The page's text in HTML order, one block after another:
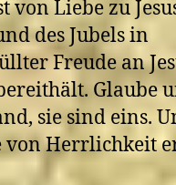
von Liebe zu
des Jubels in
Freude an
Glaube
sie sind eins.
von Herrlichkeit